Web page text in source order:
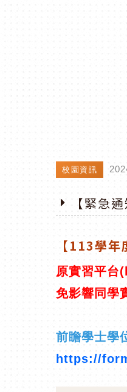
校園資訊
【緊急
【113學
原實習平台
免影響同學
前瞻學士學
https://